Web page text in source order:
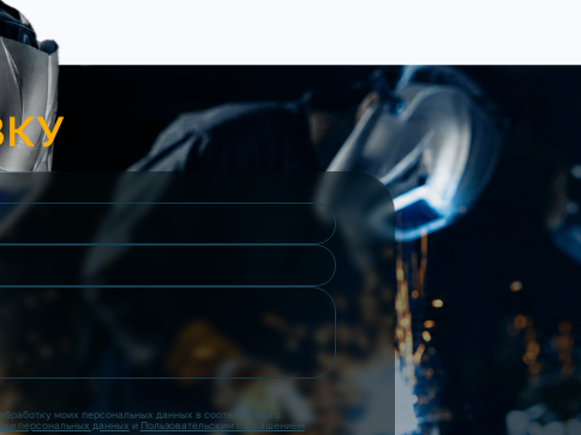
моих персональных данных в соответствии с
персональных данных и Пользовательским соглашением